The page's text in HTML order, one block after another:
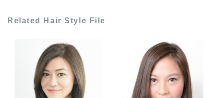
Related Hair Style File